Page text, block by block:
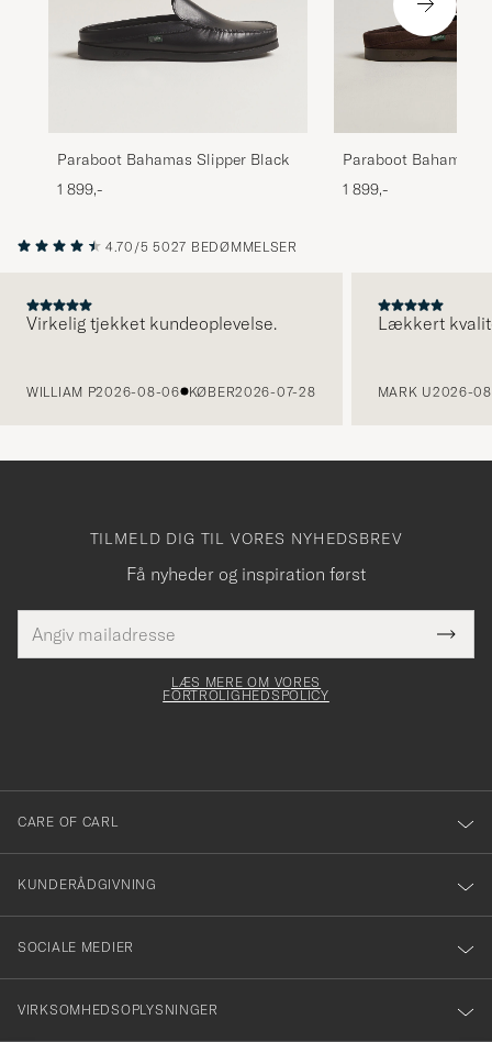
Paraboot Bahamas Slipper Black
1 899,-
Paraboot Bahamas
Chocolate Nubuck
1 899,-
4.70/5 5027 BEDØMMELSER
Virkelig tjekket kundeoplevelse.
WILLIAM P2026-08-06 KØBER2026-07-28
Lækkert
MARK U2026-
TILMELD DIG TIL VORES NYHEDSBREV
Få nyheder og inspiration først
mailadresse
skal
Tack
för
dig
till
vårt
nyhetsbrev!
LÆS MERE OM VORES
FORTROLIGHEDSPOLICY
CARE OF CARL
KUNDERÅDGIVNING
SOCIALE MEDIER
VIRKSOMHEDSOPLYSNINGER